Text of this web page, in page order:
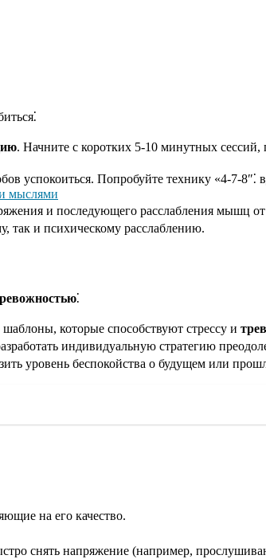
. Начните с коротких 5-10 минутных сессий,
успокоиться. Попробуйте технику «4-7-8″⁚
мыслями
и последующего расслабления мышц
так и психическому расслаблению.
⁚
которые способствуют стрессу и
индивидуальную стратегию
уровень беспокойства о будущем или
на его качество.
снять напряжение (например,